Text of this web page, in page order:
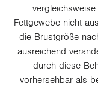
Fettgewebe nicht
die Brustgröße
ausreichend
durch diese
vorhersehbar als